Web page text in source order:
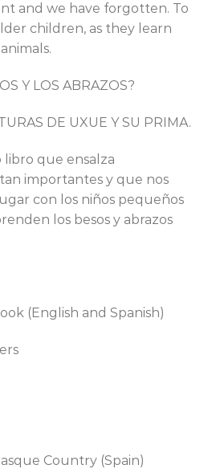
and we have forgotten. To
children, as they learn
Y LOS ABRAZOS?
DE UXUE Y SU PRIMA.
libro que ensalza
importantes y que nos
con los niños pequeños
los besos y abrazos
(English and Spanish)
Country (Spain)